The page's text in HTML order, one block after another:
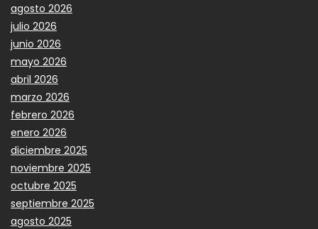
agosto 2026
julio 2026
junio 2026
mayo 2026
abril 2026
marzo 2026
febrero 2026
enero 2026
diciembre 2025
noviembre 2025
octubre 2025
septiembre 2025
agosto 2025